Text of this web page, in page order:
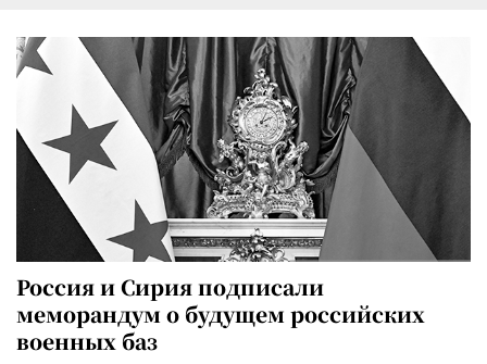
Россия и Сирия подписали
меморандум о будущем российских
военных баз